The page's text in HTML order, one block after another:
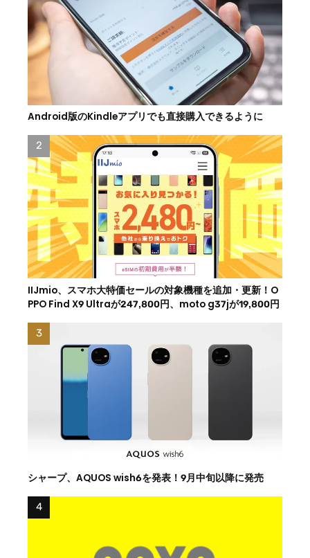
Android版のKindleアプリでも直接購入できるように
IIJmio、スマホ大特価セールの対象機種を追加・更新！O
PPO Find X9 Ultraが247,800円、moto g37jが19,800円
シャープ、AQUOS wish6を発表！9月中旬以降に発売